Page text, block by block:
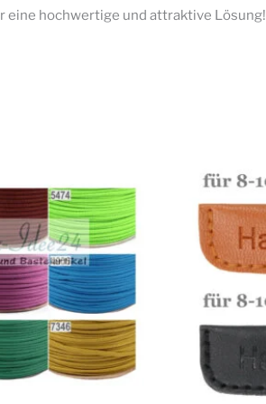
eine hochwertige und attraktive Lösung!